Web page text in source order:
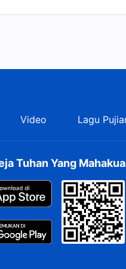
Video Lagu
Tuhan Yang